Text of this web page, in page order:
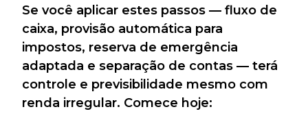
Se você aplicar estes passos — fluxo de
caixa, provisão automática para
impostos, reserva de emergência
adaptada e separação de contas — terá
controle e previsibilidade mesmo com
renda irregular. Comece hoje: